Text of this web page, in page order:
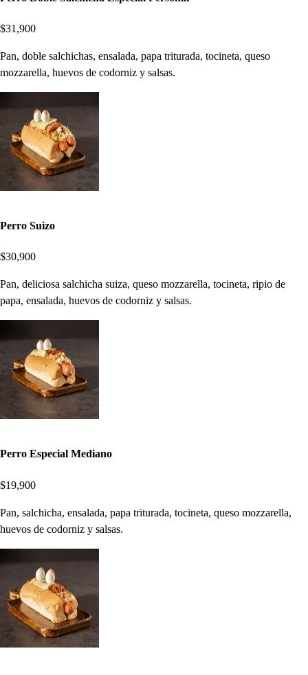
$31,900
Pan, doble salchichas, ensalada, papa triturada, tocineta, queso
mozzarella, huevos de codorniz y salsas.
Perro Suizo
$30,900
Pan, deliciosa salchicha suiza, queso mozzarella, tocineta, ripio de
papa, ensalada, huevos de codorniz y salsas.
Perro Especial Mediano
$19,900
Pan, salchicha, ensalada, papa triturada, tocineta, queso mozzarella,
huevos de codorniz y salsas.